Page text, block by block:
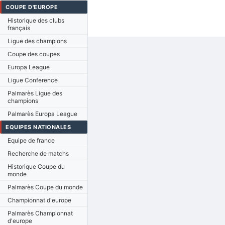
COUPE D'EUROPE
Historique des clubs
français
Ligue des champions
Coupe des coupes
Europa League
Ligue Conference
Palmarès Ligue des
champions
Palmarès Europa League
EQUIPES NATIONALES
Equipe de france
Recherche de matchs
Historique Coupe du
monde
Palmarès Coupe du monde
Championnat d'europe
Palmarès Championnat
d'europe